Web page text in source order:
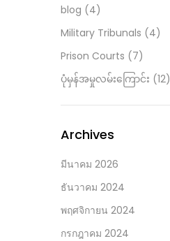
blog (4)
Military Tribunals (4)
Prison Courts (7)
ပုံမှန်အမှုလမ်းကြောင်း (12)
Archives
มีนาคม 2026
ธันวาคม 2024
พฤศจิกายน 2024
กรกฎาคม 2024